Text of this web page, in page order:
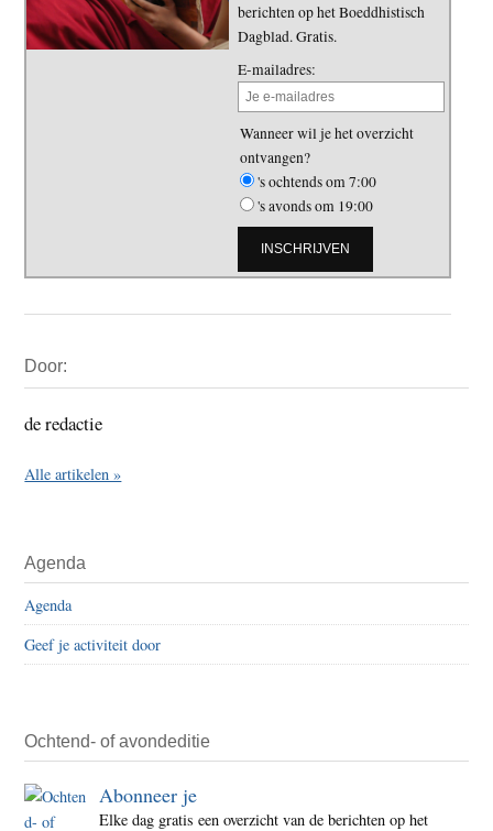
berichten op het Boeddhistisch
Dagblad. Gratis.
E-mailadres:
Wanneer wil je het overzicht
ontvangen?
's ochtends om 7:00
's avonds om 19:00
Sidebar
Door:
de redactie
Alle artikelen »
Agenda
Agenda
Geef je activiteit door
Ochtend- of avondeditie
Abonneer je
Elke dag gratis een overzicht van de berichten op het